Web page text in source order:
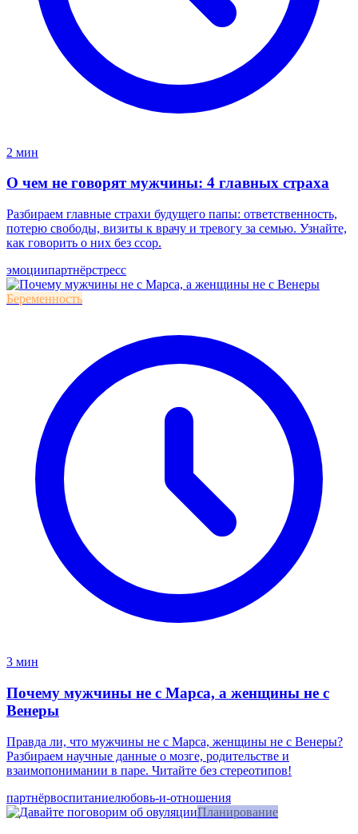
2 мин
О чем не говорят мужчины: 4 главных страха
Разбираем главные страхи будущего папы: ответственность,
потерю свободы, визиты к врачу и тревогу за семью. Узнайте,
как говорить о них без ссор.
эмоциипартнёрстресс
Беременность
3 мин
Почему мужчины не с Марса, а женщины не с
Венеры
Правда ли, что мужчины не с Марса, женщины не с Венеры?
Разбираем научные данные о мозге, родительстве и
взаимопонимании в паре. Читайте без стереотипов!
партнёрвоспитаниелюбовь-и-отношения
Планирование